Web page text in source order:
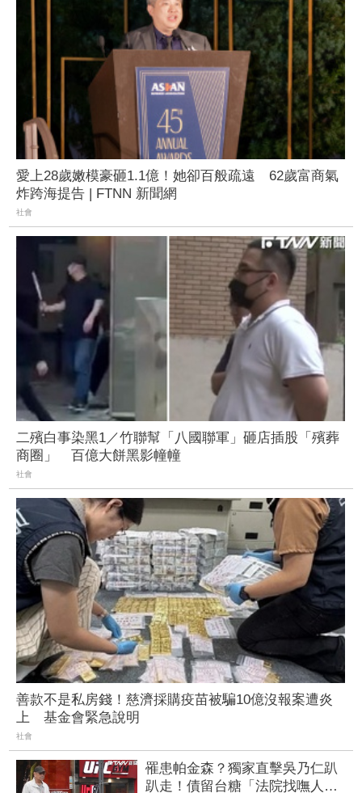
愛上28歲嫩模豪砸1.1億！她卻百般疏遠 62歲富商氣
炸跨海提告 | FTNN 新聞網
社會
二殯白事染黑1／竹聯幫「八國聯軍」砸店插股「殯葬
商圈」 百億大餅黑影幢幢
社會
善款不是私房錢！慈濟採購疫苗被騙10億沒報案遭炎
上 基金會緊急說明
社會
罹患帕金森？獨家直擊吳乃仁趴
趴走！債留台糖「法院找嘸人的